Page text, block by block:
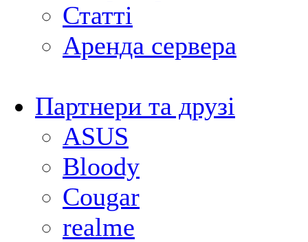
Статті
Аренда сервера
Партнери та друзі
ASUS
Bloody
Cougar
realme